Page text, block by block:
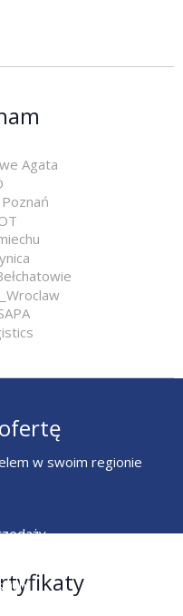
w swoim regionie